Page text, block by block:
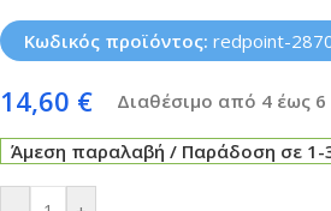
Κωδικός προϊόντος: redpoint-
14,60 € Διαθέσιμο από 4 έως 6
Άμεση παραλαβή / Παράδοση σε 1-